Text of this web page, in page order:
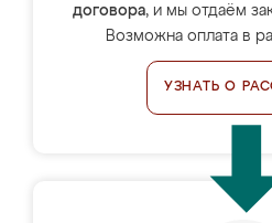
договора, и мы отдаём
Возможна оплата в
УЗНАТЬ О